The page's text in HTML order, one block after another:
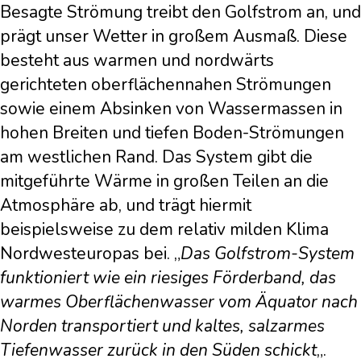
Besagte Strömung treibt den Golfstrom an, und
prägt unser Wetter in großem Ausmaß. Diese
besteht aus warmen und nordwärts
gerichteten oberflächennahen Strömungen
sowie einem Absinken von Wassermassen in
hohen Breiten und tiefen Boden-Strömungen
am westlichen Rand. Das System gibt die
mitgeführte Wärme in großen Teilen an die
Atmosphäre ab, und trägt hiermit
beispielsweise zu dem relativ milden Klima
Nordwesteuropas bei. „Das Golfstrom-System
funktioniert wie ein riesiges Förderband, das
warmes Oberflächenwasser vom Äquator nach
Norden transportiert und kaltes, salzarmes
Tiefenwasser zurück in den Süden schickt„.